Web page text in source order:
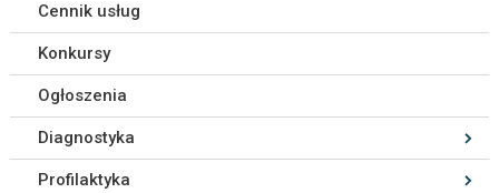
Cennik usług
Konkursy
Ogłoszenia
Diagnostyka
Profilaktyka